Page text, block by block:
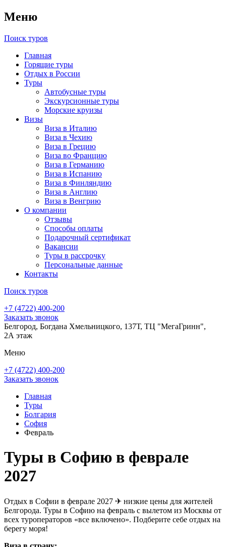
Меню
Поиск туров
Главная
Горящие туры
Отдых в России
Туры
Автобусные туры
Экскурсионные туры
Морские круизы
Визы
Виза в Италию
Виза в Чехию
Виза в Грецию
Виза во Францию
Виза в Германию
Виза в Испанию
Виза в Финляндию
Виза в Англию
Виза в Венгрию
О компании
Отзывы
Способы оплаты
Подарочный сертификат
Вакансии
Туры в рассрочку
Персональные данные
Контакты
Поиск туров
+7 (4722) 400-200
Заказать звонок
Белгород, Богдана Хмельницкого, 137Т, ТЦ "МегаГринн",
2А этаж
Меню
+7 (4722) 400-200
Заказать звонок
Главная
Туры
Болгария
София
Февраль
Туры в Софию в феврале
2027
Отдых в Софии в феврале 2027 ✈ низкие цены для жителей
Белгорода. Туры в Софию на февраль с вылетом из Москвы от
всех туроператоров «все включено». Подберите себе отдых на
берегу моря!